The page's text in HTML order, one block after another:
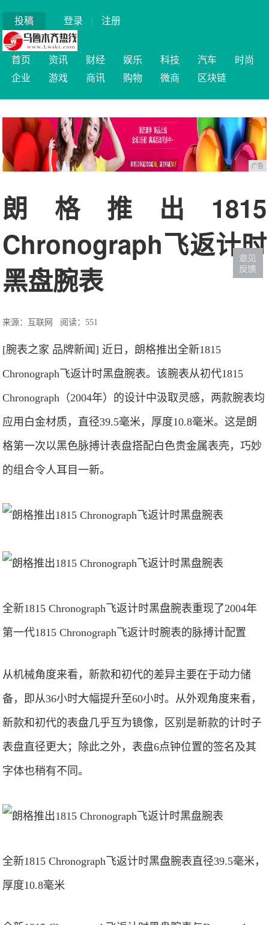
投稿 登录 | 注册
首页 资讯 财经 娱乐 科技 汽车
时尚
企业
游戏 商讯 购物 微商 区块链
广告
朗格推出1815
Chronograph飞返计时
黑盘腕表
来源：互联网 阅读：551
[腕表之家 品牌新闻] 近日，朗格推出全新1815
Chronograph飞返计时黑盘腕表。该腕表从初代1815
Chronograph（2004年）的设计中汲取灵感，两款腕表均
应用白金材质，直径39.5毫米，厚度10.8毫米。这是朗
格第一次以黑色脉搏计表盘搭配白色贵金属表壳，巧妙
的组合令人耳目一新。
全新1815 Chronograph飞返计时黑盘腕表重现了2004年
第一代1815 Chronograph飞返计时腕表的脉搏计配置
从机械角度来看，新款和初代的差异主要在于动力储
备，即从36小时大幅提升至60小时。从外观角度来看，
新款和初代的表盘几乎互为镜像，区别是新款的计时子
表盘直径更大；除此之外，表盘6点钟位置的签名及其
字体也稍有不同。
全新1815 Chronograph飞返计时黑盘腕表直径39.5毫米，
厚度10.8毫米